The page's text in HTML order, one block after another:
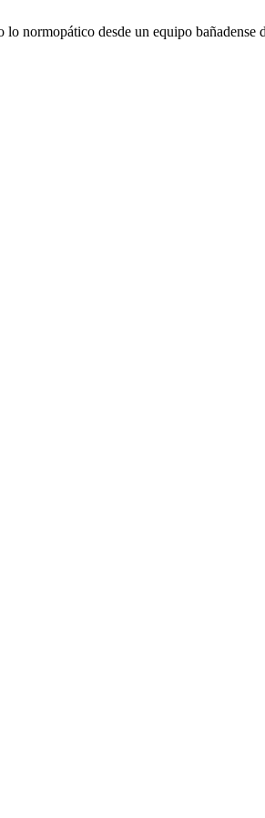
normopático desde un equipo bañadense